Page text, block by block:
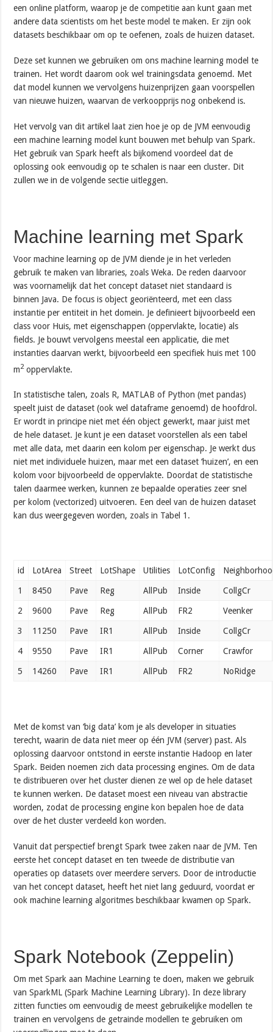
een online platform, waarop je de competitie aan kunt gaan met
andere data scientists om het beste model te maken. Er zijn ook
datasets beschikbaar om op te oefenen, zoals de huizen dataset.
Deze set kunnen we gebruiken om ons machine learning model te
trainen. Het wordt daarom ook wel trainingsdata genoemd. Met
dat model kunnen we vervolgens huizenprijzen gaan voorspellen
van nieuwe huizen, waarvan de verkoopprijs nog onbekend is.
Het vervolg van dit artikel laat zien hoe je op de JVM eenvoudig
een machine learning model kunt bouwen met behulp van Spark.
Het gebruik van Spark heeft als bijkomend voordeel dat de
oplossing ook eenvoudig op te schalen is naar een cluster. Dit
zullen we in de volgende sectie uitleggen.
Machine learning met Spark
Voor machine learning op de JVM diende je in het verleden
gebruik te maken van libraries, zoals Weka. De reden daarvoor
was voornamelijk dat het concept dataset niet standaard is
binnen Java. De focus is object georiënteerd, met een class
instantie per entiteit in het domein. Je definieert bijvoorbeeld een
class voor Huis, met eigenschappen (oppervlakte, locatie) als
fields. Je bouwt vervolgens meestal een applicatie, die met
instanties daarvan werkt, bijvoorbeeld een specifiek huis met 100
m2oppervlakte.
In statistische talen, zoals R, MATLAB of Python (met pandas)
speelt juist de dataset (ook wel dataframe genoemd) de hoofdrol.
Er wordt in principe niet met één object gewerkt, maar juist met
de hele dataset. Je kunt je een dataset voorstellen als een tabel
met alle data, met daarin een kolom per eigenschap. Je werkt dus
niet met individuele huizen, maar met een dataset ‘huizen’, en een
kolom voor bijvoorbeeld de oppervlakte. Doordat de statistische
talen daarmee werken, kunnen ze bepaalde operaties zeer snel
per kolom (vectorized) uitvoeren. Een deel van de huizen dataset
kan dus weergegeven worden, zoals in Tabel 1.
id LotArea Street LotShape Utilities LotConfig
1 8450 Pave Reg AllPub Inside CollgCr
2 9600 Pave Reg AllPub FR2 Veenker
3 11250 Pave IR1 AllPub Inside CollgCr
4 9550 Pave IR1 AllPub Corner Crawfor
5 14260 Pave IR1 AllPub FR2 NoRidge
Met de komst van ‘big data’ kom je als developer in situaties
terecht, waarin de data niet meer op één JVM (server) past. Als
oplossing daarvoor ontstond in eerste instantie Hadoop en later
Spark. Beiden noemen zich data processing engines. Om de data
te distribueren over het cluster dienen ze wel op de hele dataset
te kunnen werken. De dataset moest een niveau van abstractie
worden, zodat de processing engine kon bepalen hoe de data
over de het cluster verdeeld kon worden.
Vanuit dat perspectief brengt Spark twee zaken naar de JVM. Ten
eerste het concept dataset en ten tweede de distributie van
operaties op datasets over meerdere servers. Door de introductie
van het concept dataset, heeft het niet lang geduurd, voordat er
ook machine learning algoritmes beschikbaar kwamen op Spark.
Spark Notebook (Zeppelin)
Om met Spark aan Machine Learning te doen, maken we gebruik
van SparkML (Spark Machine Learning Library). In deze library
zitten functies om eenvoudig de meest gebruikelijke modellen te
trainen en vervolgens de getrainde modellen te gebruiken om